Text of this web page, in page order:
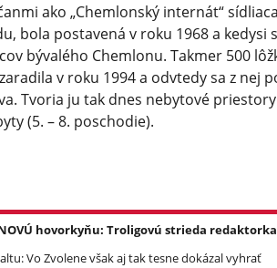
ako „Chemlonský internát“
bola postavená v roku 1968 a kedysi
bývalého Chemlonu. Takmer 500
v roku 1994 a odvtedy sa z nej
Tvoria ju tak dnes nebytové
(5. – 8. poschodie).
hovorkyňu: Troligovú strieda
Vo Zvolene však aj tak tesne dokázal vyhrať